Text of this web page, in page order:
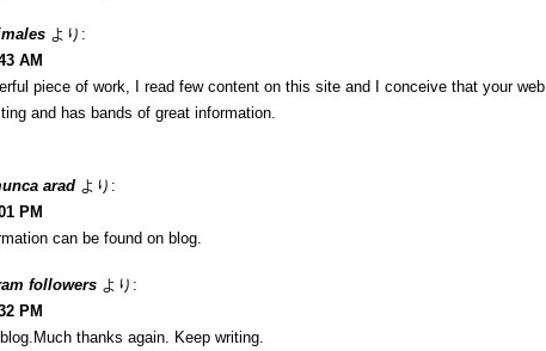
より:
AM
piece of work, I read few content on this site and I conceive that your web
and has bands of great information.
arad より:
PM
can be found on blog.
followers より:
PM
thanks again. Keep writing.